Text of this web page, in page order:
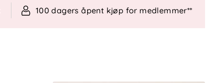
100 dagers åpent kjøp for medlemmer**